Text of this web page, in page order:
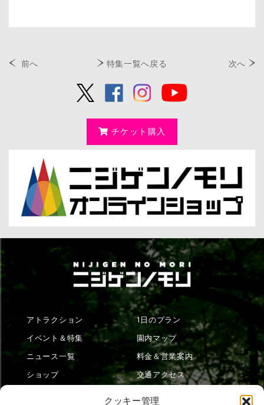
クッキー管理
前へ 特集一覧へ戻る 次へ
チケット購入
アトラクション
イベント＆特集
ニュース一覧
ショップ
1日のプラン
園内マップ
料金＆営業案内
交通アクセス